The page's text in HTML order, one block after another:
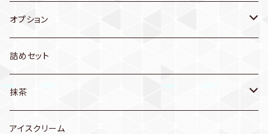
和歌山産
季節のお茶
新茶
かぶせ茶
オプション
セット箱
詰めセット
抹茶
クールグリーンデラックス
アイスクリーム